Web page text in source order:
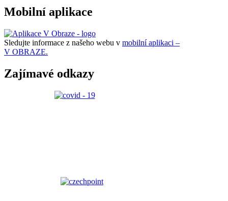
Mobilní aplikace
Sledujte informace z našeho webu v mobilní aplikaci –
V OBRAZE.
Zajímavé odkazy